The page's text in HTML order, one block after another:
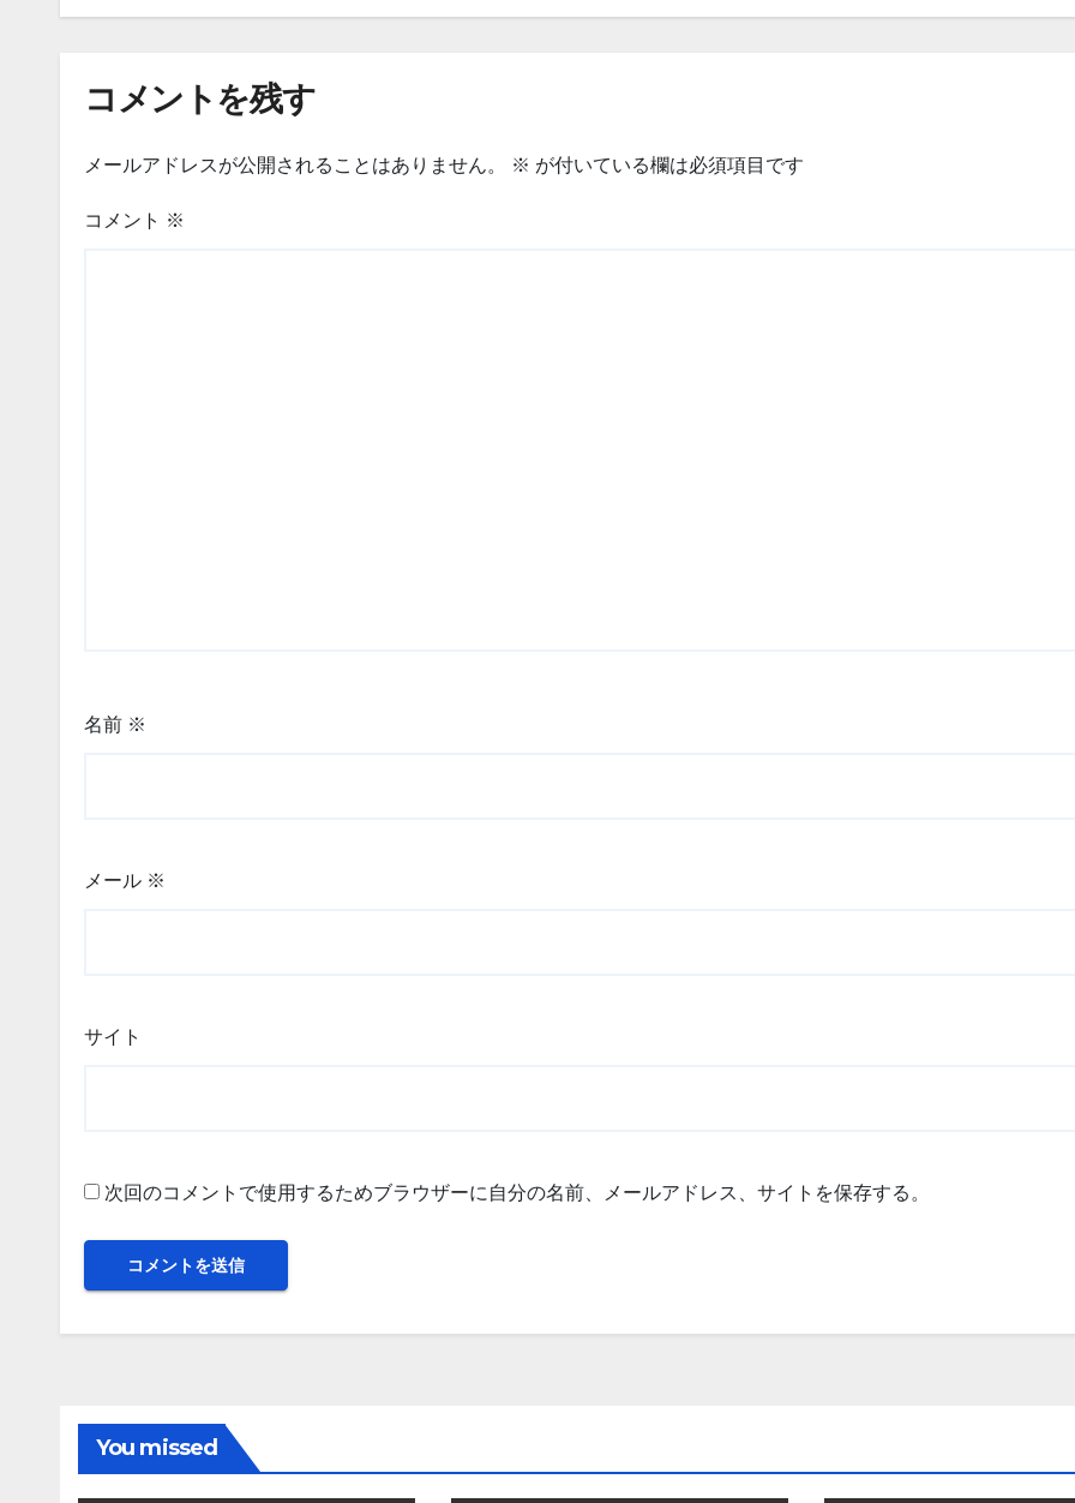
コメントを残す
メールアドレスが公開されることはありません。 ※ が付いている欄は必須項目です
コメント ※
名前 ※
メール ※
サイト
次回のコメントで使用するためブラウザーに自分の名前、メールアドレス、サイトを保存する。
You missed